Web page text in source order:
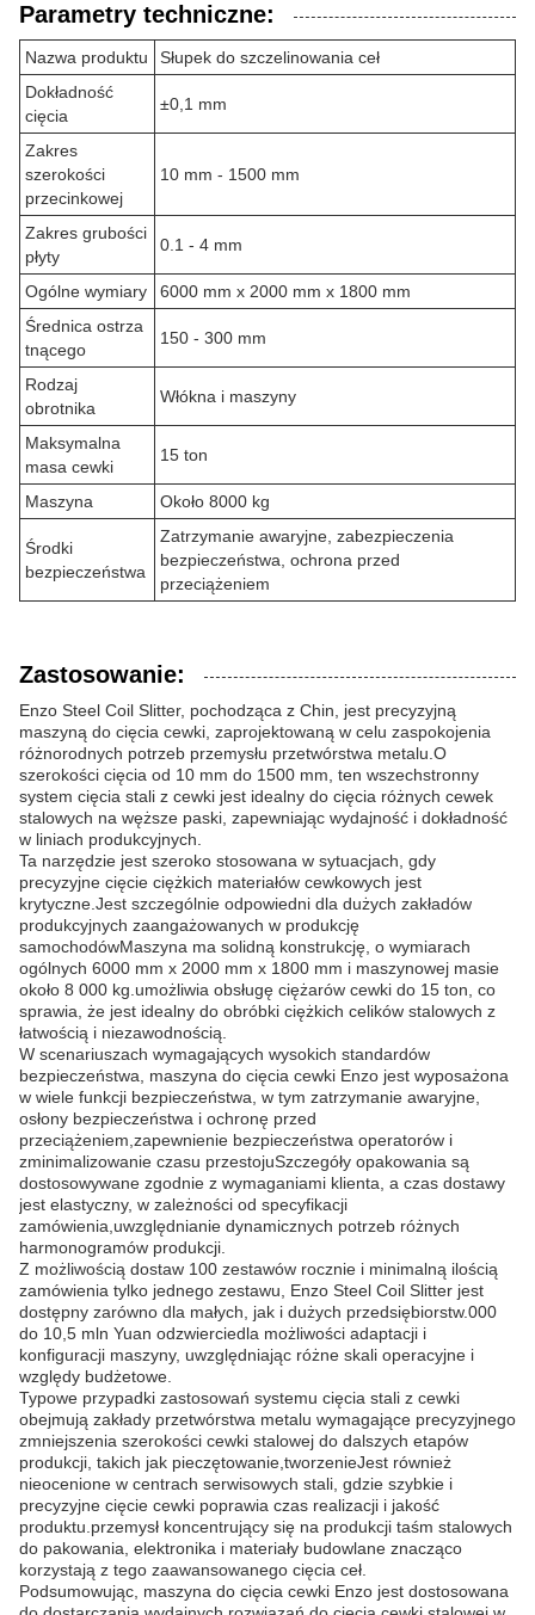
Parametry techniczne:
Nazwa produktu
Słupek do szczelinowania ceł
Dokładność
cięcia
±0,1 mm
Zakres
szerokości
przecinkowej
10 mm - 1500 mm
Zakres grubości
płyty
0.1 - 4 mm
Ogólne wymiary
6000 mm x 2000 mm x 1800 mm
Średnica ostrza
tnącego
150 - 300 mm
Rodzaj
obrotnika
Włókna i maszyny
Maksymalna
masa cewki
15 ton
Maszyna Około 8000 kg
Środki
bezpieczeństwa
Zatrzymanie awaryjne, zabezpieczenia
bezpieczeństwa, ochrona przed
przeciążeniem
Zastosowanie:
Enzo Steel Coil Slitter, pochodząca z Chin, jest precyzyjną
maszyną do cięcia cewki, zaprojektowaną w celu zaspokojenia
różnorodnych potrzeb przemysłu przetwórstwa metalu.O
szerokości cięcia od 10 mm do 1500 mm, ten wszechstronny
system cięcia stali z cewki jest idealny do cięcia różnych cewek
stalowych na węższe paski, zapewniając wydajność i dokładność
w liniach produkcyjnych.
Ta narzędzie jest szeroko stosowana w sytuacjach, gdy
precyzyjne cięcie ciężkich materiałów cewkowych jest
krytyczne.Jest szczególnie odpowiedni dla dużych zakładów
produkcyjnych zaangażowanych w produkcję
samochodówMaszyna ma solidną konstrukcję, o wymiarach
ogólnych 6000 mm x 2000 mm x 1800 mm i maszynowej masie
około 8 000 kg.umożliwia obsługę ciężarów cewki do 15 ton, co
sprawia, że jest idealny do obróbki ciężkich celików stalowych z
łatwością i niezawodnością.
W scenariuszach wymagających wysokich standardów
bezpieczeństwa, maszyna do cięcia cewki Enzo jest wyposażona
w wiele funkcji bezpieczeństwa, w tym zatrzymanie awaryjne,
osłony bezpieczeństwa i ochronę przed
przeciążeniem,zapewnienie bezpieczeństwa operatorów i
zminimalizowanie czasu przestojuSzczegóły opakowania są
dostosowywane zgodnie z wymaganiami klienta, a czas dostawy
jest elastyczny, w zależności od specyfikacji
zamówienia,uwzględnianie dynamicznych potrzeb różnych
harmonogramów produkcji.
Z możliwością dostaw 100 zestawów rocznie i minimalną ilością
zamówienia tylko jednego zestawu, Enzo Steel Coil Slitter jest
dostępny zarówno dla małych, jak i dużych przedsiębiorstw.000
do 10,5 mln Yuan odzwierciedla możliwości adaptacji i
konfiguracji maszyny, uwzględniając różne skali operacyjne i
względy budżetowe.
Typowe przypadki zastosowań systemu cięcia stali z cewki
obejmują zakłady przetwórstwa metalu wymagające precyzyjnego
zmniejszenia szerokości cewki stalowej do dalszych etapów
produkcji, takich jak pieczętowanie,tworzenieJest również
nieocenione w centrach serwisowych stali, gdzie szybkie i
precyzyjne cięcie cewki poprawia czas realizacji i jakość
produktu.przemysł koncentrujący się na produkcji taśm stalowych
do pakowania, elektronika i materiały budowlane znacząco
korzystają z tego zaawansowanego cięcia ceł.
Podsumowując, maszyna do cięcia cewki Enzo jest dostosowana